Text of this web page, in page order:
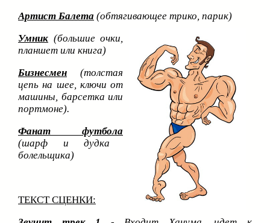
Артист Балета (обтягивающее трико, парик)
Умник (большие очки,
планшет или книга)
Бизнесмен (толстая
цепь на шее, ключи от
машины, барсетка или
портмоне).
Фанат футбола
(шарф и дудка
болельщика)
ТЕКСТ СЦЕНКИ: